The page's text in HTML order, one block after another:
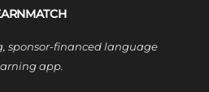
sponsor-financed language
app.